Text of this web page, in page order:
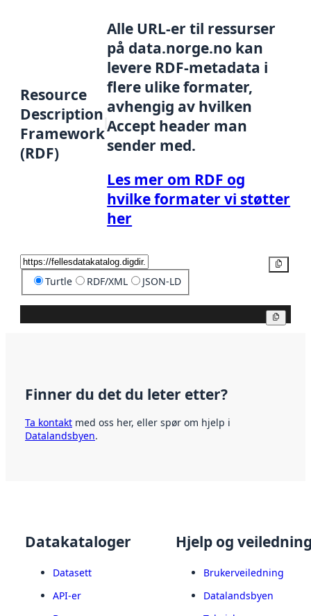
Resource
Description
Framework
(RDF)
Alle URL-er til ressurser
på data.norge.no kan
levere RDF-metadata i
flere ulike formater,
avhengig av hvilken
Accept header man
sender med.
Les mer om RDF og
hvilke formater vi støtter
her
Turtle RDF/XML JSON-LD
Finner du det du leter etter?
Ta kontakt med oss her, eller spør om hjelp i
Datalandsbyen.
Datakataloger
Datasett
API-er
Hjelp og
Brukerveiledning
Datalandsbyen